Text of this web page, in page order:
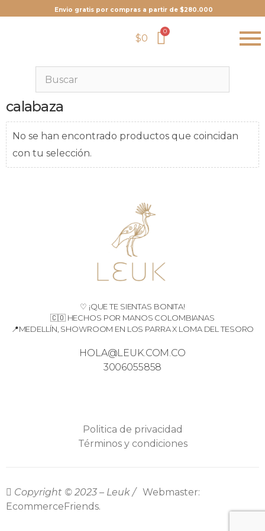
Envio gratis por compras a partir de $280.000
$0
calabaza
No se han encontrado productos que coincidan
con tu selección.
♡ ¡QUE TE SIENTAS BONITA!
🇨🇴 HECHOS POR MANOS COLOMBIANAS
📍MEDELLÍN, SHOWROOM EN LOS PARRA X LOMA DEL TESORO
HOLA@LEUK.COM.CO
3006055858
Politica de privacidad
Términos y condiciones
Copyright © 2023 – Leuk / Webmaster:
EcommerceFriends.